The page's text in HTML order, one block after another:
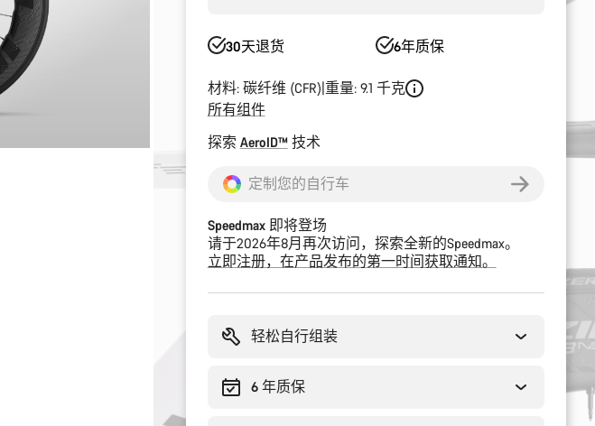
30天退货 6年质保
材料: 碳纤维 (CFR) 重量: 9.1 千克
所有组件
探索 AeroID™技术
定制您的自行车
Speedmax 即将登场
请于2026年8月再次访问，探索全新的Speedmax。
立即注册，在产品发布的第一时间获取通知。
轻松自行组装
6 年质保